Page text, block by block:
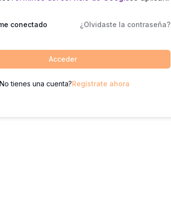
conectado ¿Olvidaste la contraseña?
Acceder
tienes una cuenta?Regístrate ahora